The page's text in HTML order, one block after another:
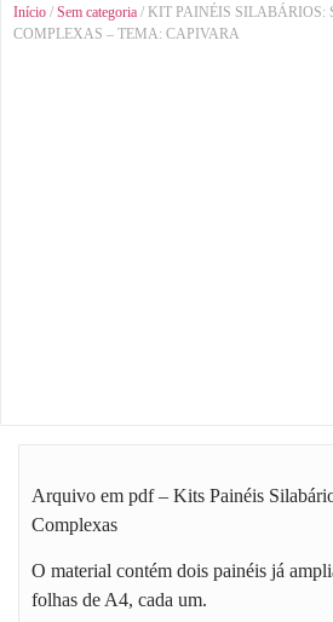
Início / Sem categoria / KIT PAINÉIS SILABÁRIOS:
COMPLEXAS – TEMA: CAPIVARA
Arquivo em pdf – Kits Painéis
Complexas
O material contém dois painéis já
folhas de A4, cada um.